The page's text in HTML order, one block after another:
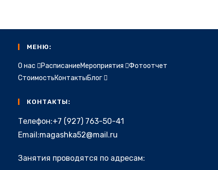
МЕНЮ:
О нас РасписаниеМероприятия
Фотоотчет
СтоимостьКонтактыБлог
КОНТАКТЫ:
Телефон:+7 (927) 763-50-41
приложении
Email:magashka52@mail.ru
вашем
Занятия проводятся по адресам: